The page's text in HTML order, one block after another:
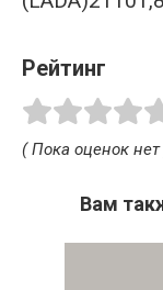
Рейтинг
( Пока оценок нет
Вам